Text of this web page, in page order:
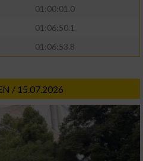
01:00:01.0
01:06:50.1
01:06:53.8
/ 15.07.2026